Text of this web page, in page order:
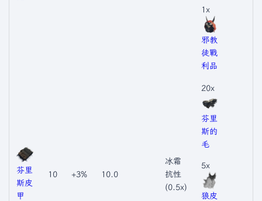
1x
邪教
徒戰
利品
芬里
斯皮
甲
10 +3% 10.0
冰霜
抗性
(0.5x)
20x
芬里
斯的
毛
5x
狼皮